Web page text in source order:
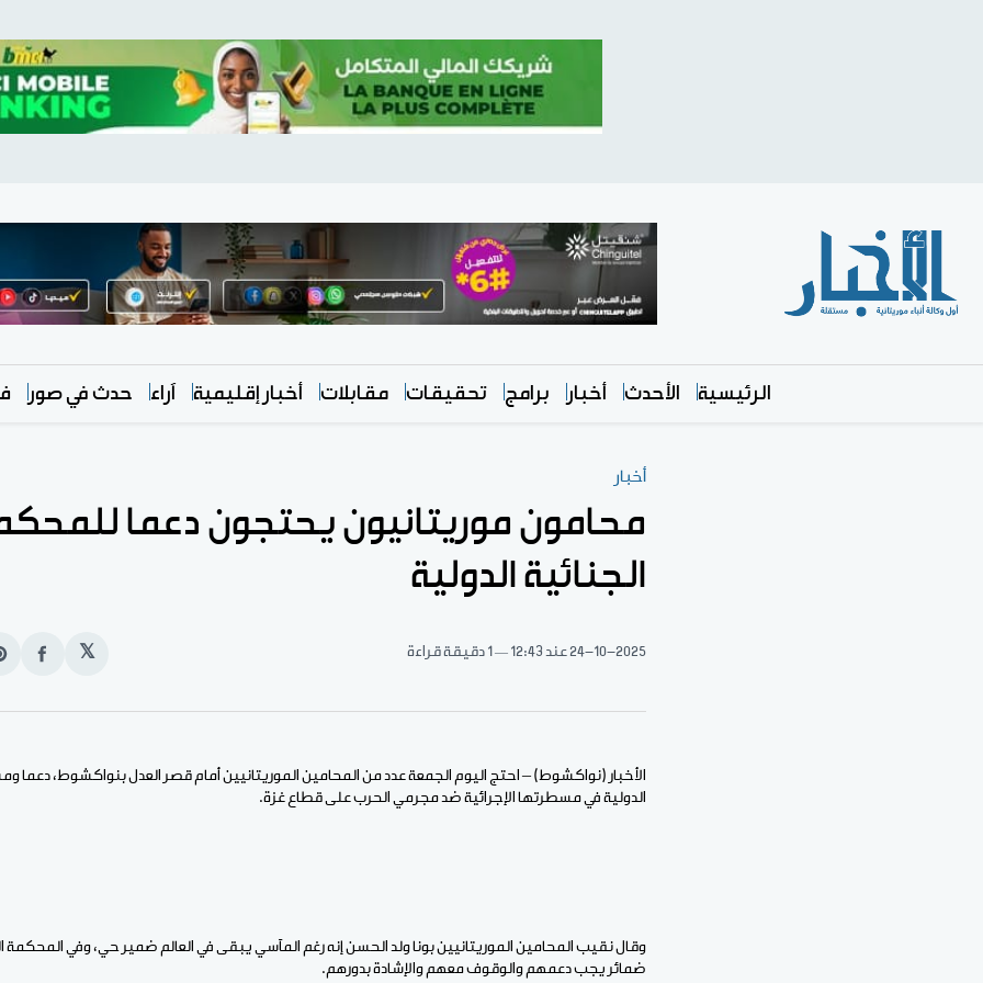
الرئيسية الأحدث أخبار برامج تحقيقات مقابلات أخبار إقليمية آراء حدث في صور
أخبار
محامون موريتانيون يحتجون دعما
الجنائية الدولية
24-10-2025عند 12:43 1 دقيقة قراءة 𝕏
انشر
الأخبار (نواكشوط) – احتج اليوم الجمعة عدد من المحامين الموريتانيين أمام قصر العدل بنواكشوط، دعما
الدولية في مسطرتها الإجرائية ضد مجرمي الحرب على قطاع غزة.
وقال نقيب المحامين الموريتانيين بونا ولد الحسن إنه رغم المآسي يبقى في العالم ضمير حي، وفي المحكمة
ضمائر يجب دعمهم والوقوف معهم والإشادة بدورهم.